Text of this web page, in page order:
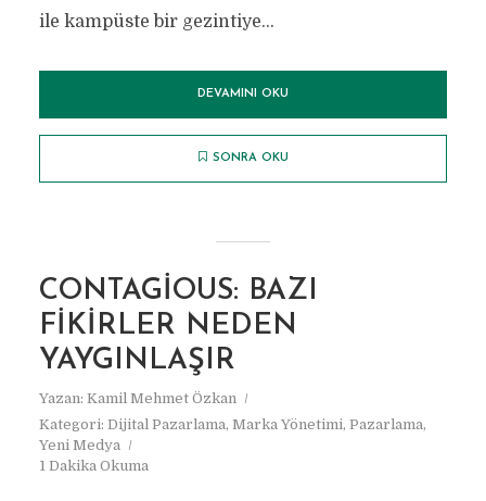
ile kampüste bir gezintiye...
DEVAMINI OKU
SONRA OKU
CONTAGIOUS: BAZI
FIKIRLER NEDEN
YAYGINLAŞIR
Yazan: Kamil Mehmet Özkan
Kategori: Dijital Pazarlama, Marka Yönetimi, Pazarlama,
Yeni Medya
1 Dakika Okuma